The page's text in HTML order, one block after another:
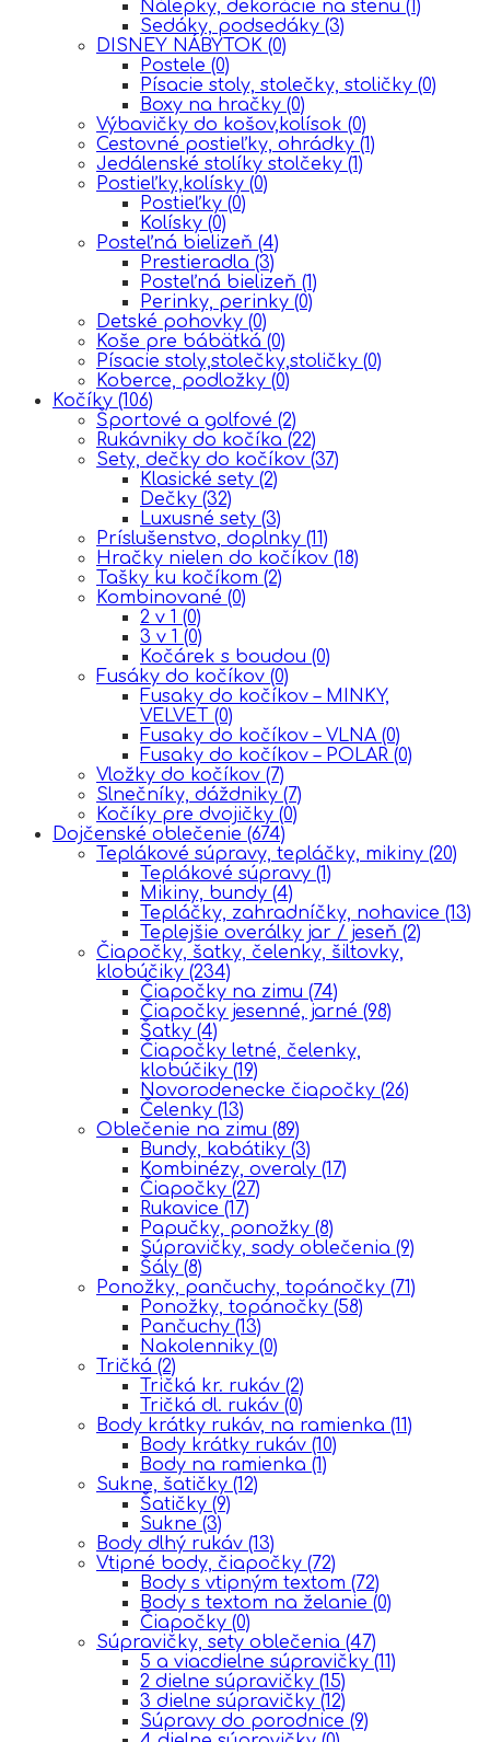
Nálepky, dekorácie na stenu (1)
Sedáky, podsedáky (3)
DISNEY NÁBYTOK (0)
Postele (0)
Písacie stoly, stolečky, stoličky (0)
Boxy na hračky (0)
Výbavičky do košov,kolísok (0)
Cestovné postieľky, ohrádky (1)
Jedálenské stolíky stolčeky (1)
Postieľky,kolísky (0)
Postieľky (0)
Kolísky (0)
Posteľná bielizeň (4)
Prestieradla (3)
Posteľná bielizeň (1)
Perinky, perinky (0)
Detské pohovky (0)
Koše pre bábätká (0)
Písacie stoly,stolečky,stoličky (0)
Koberce, podložky (0)
Kočíky (106)
Športové a golfové (2)
Rukávniky do kočíka (22)
Sety, dečky do kočíkov (37)
Klasické sety (2)
Dečky (32)
Luxusné sety (3)
Príslušenstvo, doplnky (11)
Hračky nielen do kočíkov (18)
Tašky ku kočíkom (2)
Kombinované (0)
2 v 1 (0)
3 v 1 (0)
Kočárek s boudou (0)
Fusáky do kočíkov (0)
Fusaky do kočíkov – MINKY,
VELVET (0)
Fusaky do kočíkov – VLNA (0)
Fusaky do kočíkov – POLAR (0)
Vložky do kočíkov (7)
Slnečníky, dáždniky (7)
Kočíky pre dvojičky (0)
Dojčenské oblečenie (674)
Teplákové súpravy, tepláčky, mikiny (20)
Teplákové súpravy (1)
Mikiny, bundy (4)
Tepláčky, zahradníčky, nohavice (13)
Teplejšie overálky jar / jeseň (2)
Čiapočky, šatky, čelenky, šiltovky,
klobúčiky (234)
Čiapočky na zimu (74)
Čiapočky jesenné, jarné (98)
Šatky (4)
Čiapočky letné, čelenky,
klobúčiky (19)
Novorodenecke čiapočky (26)
Čelenky (13)
Oblečenie na zimu (89)
Bundy, kabátiky (3)
Kombinézy, overaly (17)
Čiapočky (27)
Rukavice (17)
Papučky, ponožky (8)
Súpravičky, sady oblečenia (9)
Šály (8)
Ponožky, pančuchy, topánočky (71)
Ponožky, topánočky (58)
Pančuchy (13)
Nakolenniky (0)
Tričká (2)
Tričká kr. rukáv (2)
Tričká dl. rukáv (0)
Body krátky rukáv, na ramienka (11)
Body krátky rukáv (10)
Body na ramienka (1)
Sukne, šatičky (12)
Šatičky (9)
Sukne (3)
Body dlhý rukáv (13)
Vtipné body, čiapočky (72)
Body s vtipným textom (72)
Body s textom na želanie (0)
Čiapočky (0)
Súpravičky, sety oblečenia (47)
5 a viacdielne súpravičky (11)
2 dielne súpravičky (15)
3 dielne súpravičky (12)
Súpravy do porodnice (9)